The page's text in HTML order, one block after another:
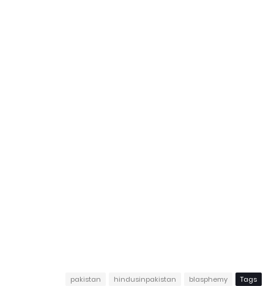
Tags
blasphemy
hindusinpakistan
pakistan